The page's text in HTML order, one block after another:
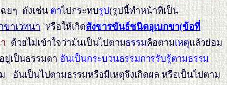
ฉยๆ ดังเช่นตาไปกระทบรูป(รูปนี้ทำหน้าที่เป็น
ขาเวทนาหรือให้เกิดสังขารขันธ์ชนิดอุเบกขา(ข้อที่
าด้วยไม่เข้าใจว่ามันเป็นไปตามธรรมคือตามเหตุแล้วย่อม
ยู่เป็นธรรมดาอันเป็นกระบวนธรรมการรับรู้ตามธรรม
อันเป็นไปตามธรรมหรือมีเหตุจึงเกิดผล หรือเป็นไปตาม